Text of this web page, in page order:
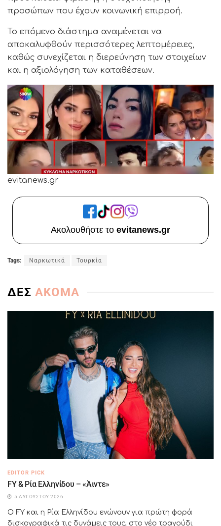
προσώπων που έχουν κοινωνική επιρροή.
Το επόμενο διάστημα αναμένεται να
αποκαλυφθούν περισσότερες λεπτομέρειες,
καθώς συνεχίζεται η διερεύνηση των στοιχείων
και η αξιολόγηση των καταθέσεων.
evitanews.gr
Ακολουθήστε το evitanews.gr
Tags: Ναρκωτικά Τουρκία
ΔΕΣ ΑΚΟΜΑ
EDITOR PICK
FY & Ρία Ελληνίδου – «Άιντε»
5 ΑΥΓΟΎΣΤΟΥ 2026
Ο FY και η Ρία Ελληνίδου ενώνουν για πρώτη φορά
δισκογραφικά τις δυνάμεις τους, στο νέο τραγούδι